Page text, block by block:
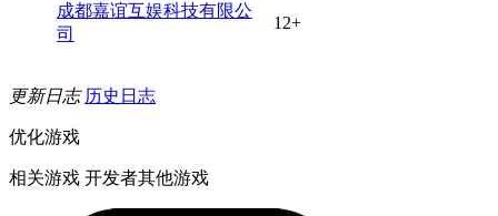
成都嘉谊互娱科技有限公
司
12+
更新日志 历史日志
优化游戏
相关游戏 开发者其他游戏